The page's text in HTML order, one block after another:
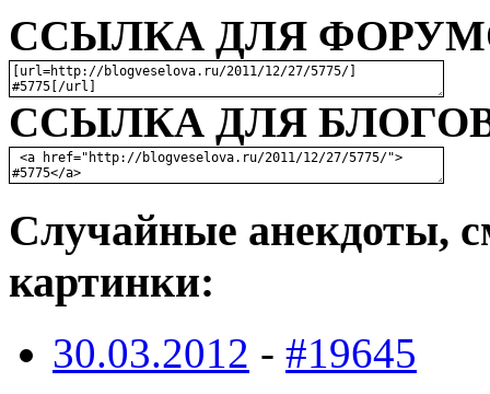
ССЫЛКА ДЛЯ
ССЫЛКА ДЛЯ БЛОГОВ
Случайные анекдоты,
картинки:
30.03.2012 - #19645